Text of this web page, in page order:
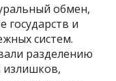
обмен,
государств и
систем.
разделению
излишков,